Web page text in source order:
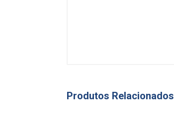
Produtos Relacionados